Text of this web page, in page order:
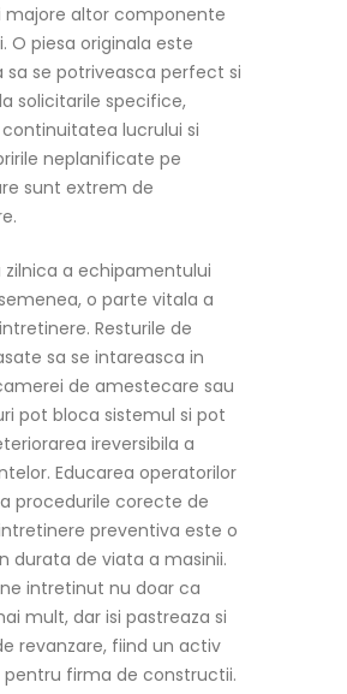
altor componente
O piesa originala este
se potriveasca perfect si
solicitarile specifice,
lucrului si
neplanificate pe
sunt extrem de
a echipamentului
o parte vitala a
Resturile de
sa se intareasca in
de amestecare sau
pot bloca sistemul si pot
ireversibila a
Educarea operatorilor
procedurile corecte de
preventiva este o
durata de viata a masinii.
intretinut nu doar ca
mult, dar isi pastreaza si
revanzare, fiind un activ
firma de constructii.